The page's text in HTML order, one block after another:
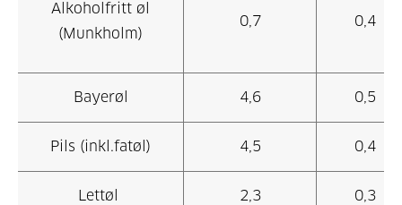
Alkoholfritt øl
(Munkholm)
0,7 0,4
Bayerøl 4,6 0,5
Pils (inkl.fatøl) 4,5 0,4
Lettøl 2,3 0,3